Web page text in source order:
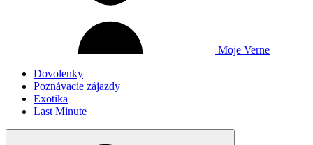
Moje Verne
Dovolenky
Poznávacie zájazdy
Exotika
Last Minute